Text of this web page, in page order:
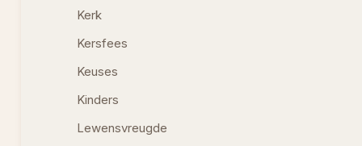
Kerk
Kersfees
Keuses
Kinders
Lewensvreugde